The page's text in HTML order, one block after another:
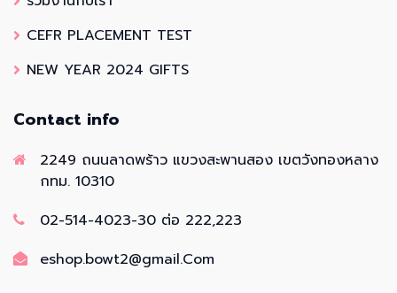
CEFR PLACEMENT TEST
NEW YEAR 2024 GIFTS
Contact info
2249 ถนนลาดพร้าว แขวงสะพานสอง เขตวังทองหลาง
กทม. 10310
02-514-4023-30 ต่อ 222,223
eshop.bowt2@gmail.Com